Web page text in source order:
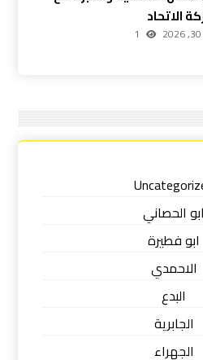
الاتحاد
1
ابو الحصاني
ابو فطيرة
الاحمدي
البدع
الجابرية
الجهراء